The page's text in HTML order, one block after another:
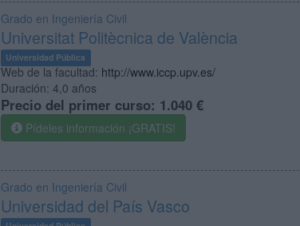
Grado en Ingeniería Civil
Universitat Politècnica de València
Universidad Pública
Web de la facultad: http://www.iccp.upv.es/
Duración: 4,0 años
Precio del primer curso: 1.040 €
Pídeles información ¡GRATIS!
Grado en Ingeniería Civil
Universidad del País Vasco